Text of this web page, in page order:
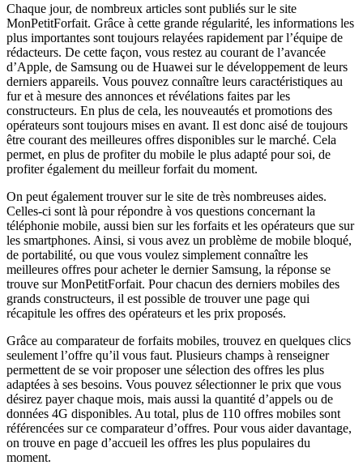
Chaque jour, de nombreux articles sont publiés sur le site
MonPetitForfait. Grâce à cette grande régularité, les informations les
plus importantes sont toujours relayées rapidement par l’équipe de
rédacteurs. De cette façon, vous restez au courant de l’avancée
d’Apple, de Samsung ou de Huawei sur le développement de leurs
derniers appareils. Vous pouvez connaître leurs caractéristiques au
fur et à mesure des annonces et révélations faites par les
constructeurs. En plus de cela, les nouveautés et promotions des
opérateurs sont toujours mises en avant. Il est donc aisé de toujours
être courant des meilleures offres disponibles sur le marché. Cela
permet, en plus de profiter du mobile le plus adapté pour soi, de
profiter également du meilleur forfait du moment.
On peut également trouver sur le site de très nombreuses aides.
Celles-ci sont là pour répondre à vos questions concernant la
téléphonie mobile, aussi bien sur les forfaits et les opérateurs que sur
les smartphones. Ainsi, si vous avez un problème de mobile bloqué,
de portabilité, ou que vous voulez simplement connaître les
meilleures offres pour acheter le dernier Samsung, la réponse se
trouve sur MonPetitForfait. Pour chacun des derniers mobiles des
grands constructeurs, il est possible de trouver une page qui
récapitule les offres des opérateurs et les prix proposés.
Grâce au comparateur de forfaits mobiles, trouvez en quelques clics
seulement l’offre qu’il vous faut. Plusieurs champs à renseigner
permettent de se voir proposer une sélection des offres les plus
adaptées à ses besoins. Vous pouvez sélectionner le prix que vous
désirez payer chaque mois, mais aussi la quantité d’appels ou de
données 4G disponibles. Au total, plus de 110 offres mobiles sont
référencées sur ce comparateur d’offres. Pour vous aider davantage,
on trouve en page d’accueil les offres les plus populaires du
moment.